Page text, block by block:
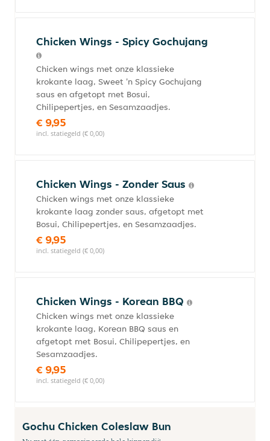
Chicken Wings - Spicy Gochujang
Chicken wings met onze klassieke
krokante laag, Sweet 'n Spicy Gochujang
saus en afgetopt met Bosui,
Chilipepertjes, en Sesamzaadjes.
€ 9,95
incl. statiegeld (€ 0,00)
Chicken Wings - Zonder Saus
Chicken wings met onze klassieke
krokante laag zonder saus, afgetopt met
Bosui, Chilipepertjes, en Sesamzaadjes.
€ 9,95
incl. statiegeld (€ 0,00)
Chicken Wings - Korean BBQ
Chicken wings met onze klassieke
krokante laag, Korean BBQ saus en
afgetopt met Bosui, Chilipepertjes, en
Sesamzaadjes.
€ 9,95
incl. statiegeld (€ 0,00)
Gochu Chicken Coleslaw Bun